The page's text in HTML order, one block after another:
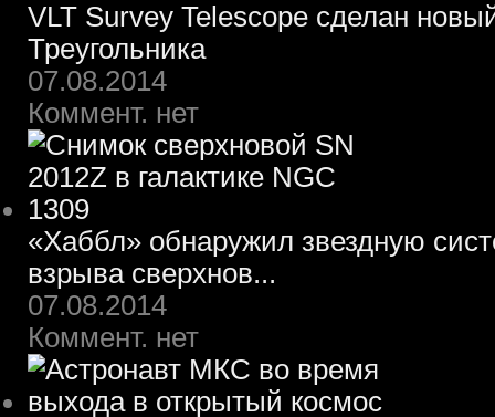
VLT Survey Telescope сделан
Треугольника
07.08.2014
Коммент. нет
«Хаббл» обнаружил звездную
взрыва сверхнов...
07.08.2014
Коммент. нет